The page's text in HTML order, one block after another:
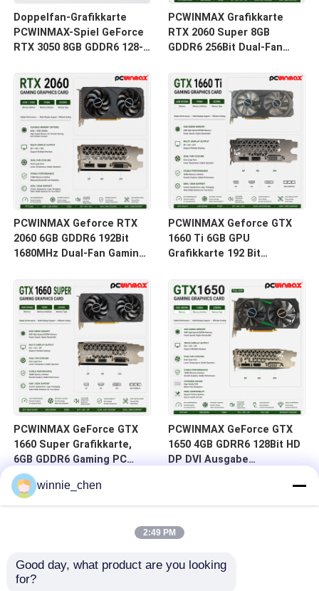
Doppelfan-Grafikkarte
PCWINMAX-Spiel GeForce
RTX 3050 8GB GDDR6 128-
Spiel
PCWINMAX Grafikkarte
RTX 2060 Super 8GB
GDDR6 256Bit Dual-Fan
Tracing für Gaming PC
OEM Großhandel
PCWINMAX Geforce RTX
2060 6GB GDDR6 192Bit
1680MHz Dual-Fan Gaming
auf Lager für Desktop-
Computer
PCWINMAX Geforce GTX
1660 Ti 6GB GPU
Grafikkarte 192 Bit
DVI 14Gbps Speicher
PCWINMAX GeForce GTX
1660 Super Grafikkarte,
6GB GDDR6 Gaming PC
GPU 192bit Videokarte
PCIe 3.0 x16 1660S
Spielkarten
PCWINMAX GeForce GTX
1650 4GB GDRR6 128Bit HD
DP DVI Ausgabe
winnie_chen
2:49 PM
Good day, what product are you looking
for?